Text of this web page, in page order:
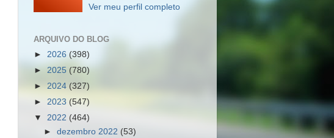
Ver meu perfil completo
ARQUIVO DO BLOG
► 2026 (398)
► 2025 (780)
► 2024 (327)
► 2023 (547)
▼ 2022 (464)
►dezembro 2022 (53)